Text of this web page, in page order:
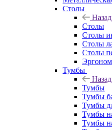
Столы
Назад
Столы
Столы
Столы
Столы
Тумбы
Назад
Тумбы
Тумбы
Тумбы
Тумбы
Тумбы